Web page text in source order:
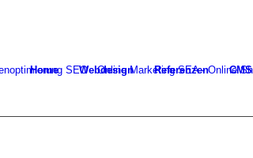
Home Webdesign Referenzen CMS